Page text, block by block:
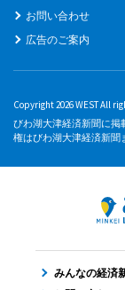
お問い合わせ
広告のご案内
Copyright 2026 WEST All
びわ湖大津経済新聞に掲
権はびわ湖大津経済新聞
みんなの経済